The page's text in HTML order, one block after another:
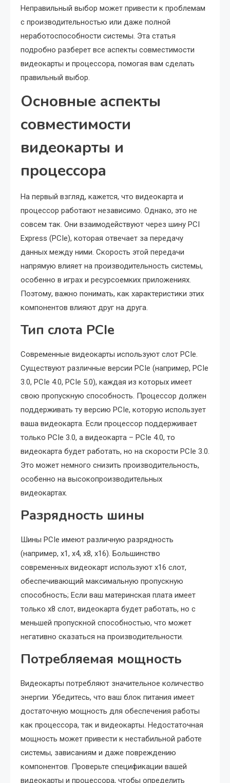
Неправильный выбор может привести к проблемам
с производительностью или даже полной
неработоспособности системы. Эта статья
подробно разберет все аспекты совместимости
видеокарты и процессора, помогая вам сделать
правильный выбор.
Основные аспекты
совместимости
видеокарты и
процессора
На первый взгляд, кажется, что видеокарта и
процессор работают независимо. Однако, это не
совсем так. Они взаимодействуют через шину PCI
Express (PCIe), которая отвечает за передачу
данных между ними. Скорость этой передачи
напрямую влияет на производительность системы,
особенно в играх и ресурсоемких приложениях.
Поэтому, важно понимать, как характеристики этих
компонентов влияют друг на друга.
Тип слота PCIe
Современные видеокарты используют слот PCIe.
Существуют различные версии PCIe (например, PCIe
3.0, PCIe 4.0, PCIe 5.0), каждая из которых имеет
свою пропускную способность. Процессор должен
поддерживать ту версию PCIe, которую использует
ваша видеокарта. Если процессор поддерживает
только PCIe 3.0, а видеокарта – PCIe 4.0, то
видеокарта будет работать, но на скорости PCIe 3.0.
Это может немного снизить производительность,
особенно на высокопроизводительных
видеокартах.
Разрядность шины
Шины PCIe имеют различную разрядность
(например, x1, x4, x8, x16). Большинство
современных видеокарт используют x16 слот,
обеспечивающий максимальную пропускную
способность; Если ваш материнская плата имеет
только x8 слот, видеокарта будет работать, но с
меньшей пропускной способностью, что может
негативно сказаться на производительности.
Потребляемая мощность
Видеокарты потребляют значительное количество
энергии. Убедитесь, что ваш блок питания имеет
достаточную мощность для обеспечения работы
как процессора, так и видеокарты. Недостаточная
мощность может привести к нестабильной работе
системы, зависаниям и даже повреждению
компонентов. Проверьте спецификации вашей
видеокарты и процессора, чтобы определить